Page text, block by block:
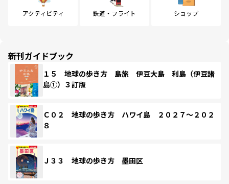
アクティビティ 鉄道・フライト ショップ
新刊ガイドブック
１５ 地球の歩き方 島旅 伊豆大島 利島（伊豆諸
島①）３訂版
Ｃ０２ 地球の歩き方 ハワイ島 ２０２７～２０２
８
Ｊ３３ 地球の歩き方 墨田区